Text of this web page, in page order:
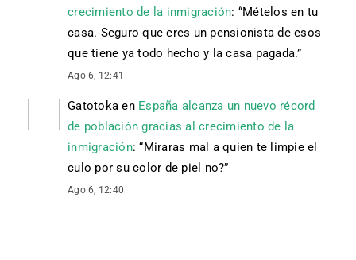
crecimiento de la inmigración: “Mételos en tu
casa. Seguro que eres un pensionista de esos
que tiene ya todo hecho y la casa pagada.”
Ago 6, 12:41
Gatotoka en España alcanza un nuevo récord
de población gracias al crecimiento de la
inmigración: “Miraras mal a quien te limpie el
culo por su color de piel no?”
Ago 6, 12:40